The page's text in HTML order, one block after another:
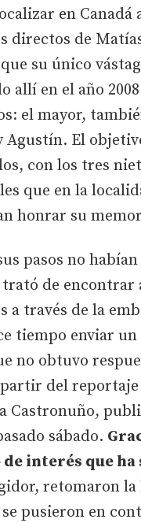
en Canadá
directos de
su único
allí en el año
el mayor,
Agustín. El
con los tres
que en la
honrar su
pasos no
de encontrar
a través de la
tiempo enviar un
no obtuvo
del reportaje
Castronuño,
sábado.
interés que ha
retomaron la
pusieron en